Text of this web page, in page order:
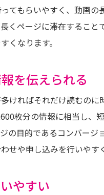
てもらいやすく、動画
くページに滞在するこ
くなります。
を伝えられる
ければそれだけ読むの
枚分の情報に相当し、
の目的であるコンバー
せや申し込みを行いやす
やすい